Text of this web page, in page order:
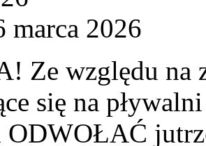
marca 2026
Ze względu na
się na
ODWOŁAĆ